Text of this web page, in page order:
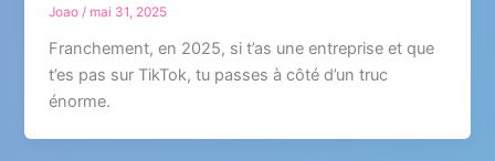
Joao/ mai 31, 2025
Franchement, en 2025, si t’as une entreprise et que
t’es pas sur TikTok, tu passes à côté d’un truc
énorme.